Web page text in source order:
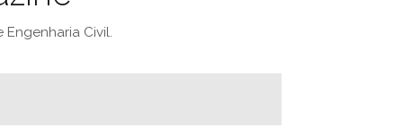
Civil.